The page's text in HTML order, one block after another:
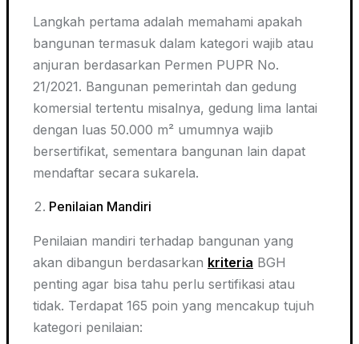
Langkah pertama adalah memahami apakah
bangunan termasuk dalam kategori wajib atau
anjuran berdasarkan Permen PUPR No.
21/2021. Bangunan pemerintah dan gedung
komersial tertentu misalnya, gedung lima lantai
dengan luas 50.000 m² umumnya wajib
bersertifikat, sementara bangunan lain dapat
mendaftar secara sukarela.
Penilaian Mandiri
Penilaian mandiri terhadap bangunan yang
akan dibangun berdasarkan kriteria BGH
penting agar bisa tahu perlu sertifikasi atau
tidak. Terdapat 165 poin yang mencakup tujuh
kategori penilaian: